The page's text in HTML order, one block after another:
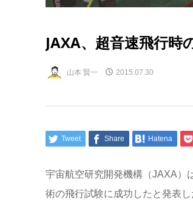
JAXA、超音速飛行時
山本 賢一 2015.07.30
Tweet Share Hatena
宇宙航空研究開発機構（JAXA）
術の飛行試験に成功したと発表し